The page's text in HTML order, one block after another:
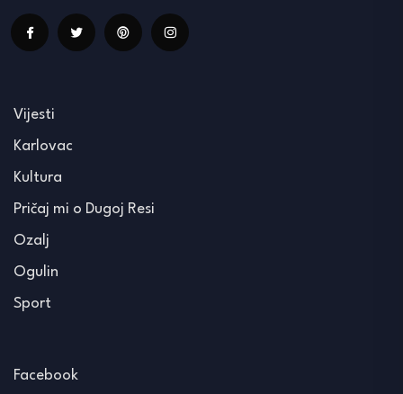
Vijesti
Karlovac
Kultura
Pričaj mi o Dugoj Resi
Ozalj
Ogulin
Sport
Facebook